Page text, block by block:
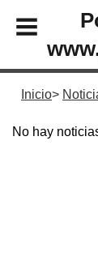
Inicio
No hay